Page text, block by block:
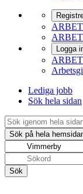
Logga
Lediga jobb
Sök hela sidan